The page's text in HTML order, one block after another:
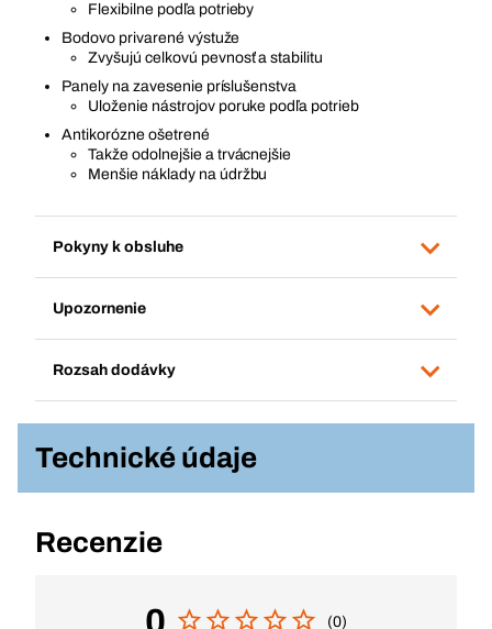
Flexibilne podľa potrieby
Bodovo privarené výstuže
Zvyšujú celkovú pevnosť a stabilitu
Panely na zavesenie príslušenstva
Uloženie nástrojov poruke podľa potrieb
Antikorózne ošetrené
Takže odolnejšie a trvácnejšie
Menšie náklady na údržbu
Pokyny k obsluhe
Upozornenie
Rozsah dodávky
Technické údaje
Recenzie
(0)